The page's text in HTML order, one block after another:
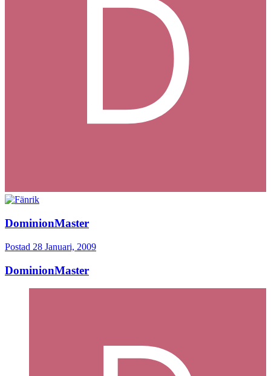
DominionMaster
Postad 28 Januari, 2009
DominionMaster